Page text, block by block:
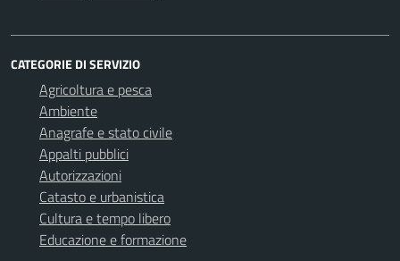
CATEGORIE DI SERVIZIO
Agricoltura e pesca
Ambiente
Anagrafe e stato civile
Appalti pubblici
Autorizzazioni
Catasto e urbanistica
Cultura e tempo libero
Educazione e formazione